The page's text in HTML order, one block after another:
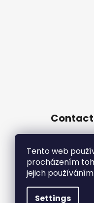
Tento web
procházením
jejich
Settings
Contact
https://
Czech/